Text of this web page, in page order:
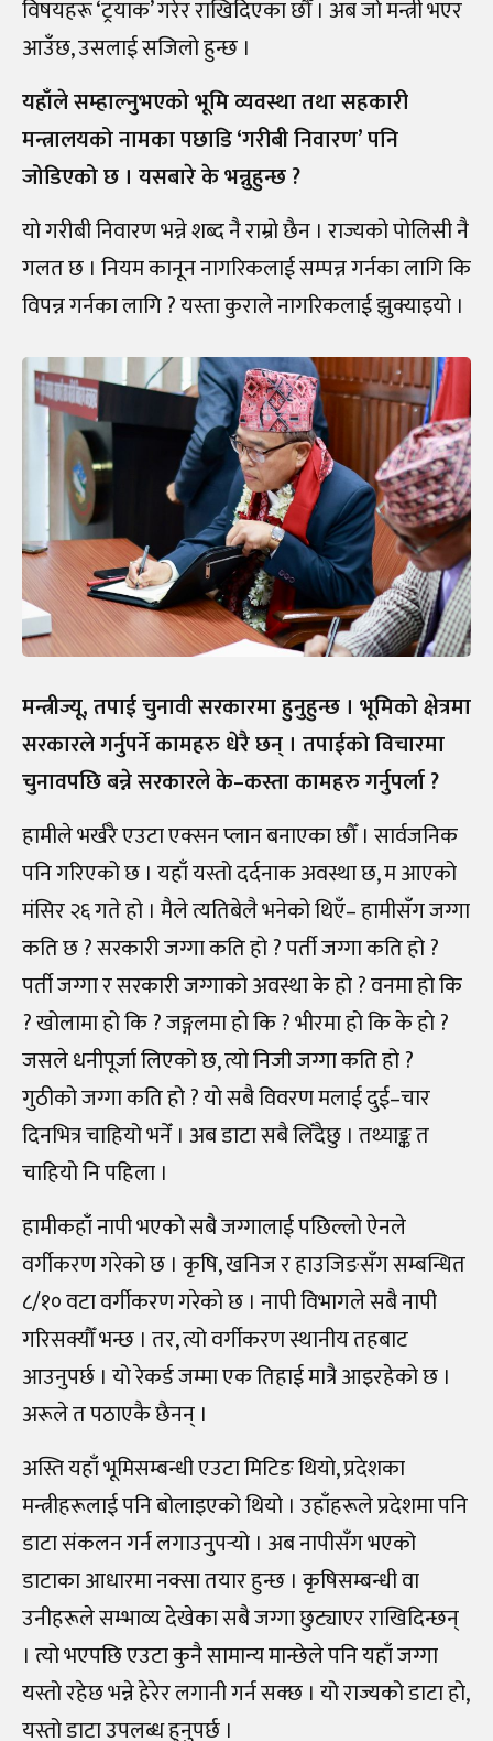
विषयहरू ‘ट्रयाक’ गरेर राखिदिएका छौँ । अब जो मन्त्री भएर
आउँछ, उसलाई सजिलो हुन्छ ।
यहाँले सम्हाल्नुभएको भूमि व्यवस्था तथा सहकारी
मन्त्रालयको नामका पछाडि ‘गरीबी निवारण’ पनि
जोडिएको छ । यसबारे के भन्नुहुन्छ ?
यो गरीबी निवारण भन्ने शब्द नै राम्रो छैन । राज्यको पोलिसी नै
गलत छ । नियम कानून नागरिकलाई सम्पन्न गर्नका लागि कि
विपन्न गर्नका लागि ? यस्ता कुराले नागरिकलाई झुक्याइयो ।
मन्त्रीज्यू, तपाई चुनावी सरकारमा हुनुहुन्छ । भूमिको क्षेत्रमा
सरकारले गर्नुपर्ने कामहरु धेरै छन् । तपाईको विचारमा
चुनावपछि बन्ने सरकारले के–कस्ता कामहरु गर्नुपर्ला ?
हामीले भर्खरै एउटा एक्सन प्लान बनाएका छौँ । सार्वजनिक
पनि गरिएको छ । यहाँ यस्तो दर्दनाक अवस्था छ, म आएको
मंसिर २६ गते हो । मैले त्यतिबेलै भनेको थिएँ–हामीसँग जग्गा
कति छ ? सरकारी जग्गा कति हो ? पर्ती जग्गा कति हो ?
पर्ती जग्गा र सरकारी जग्गाको अवस्था के हो ? वनमा हो कि
? खोलामा हो कि ? जङ्गलमा हो कि ? भीरमा हो कि के हो ?
जसले धनीपूर्जा लिएको छ, त्यो निजी जग्गा कति हो ?
गुठीको जग्गा कति हो ? यो सबै विवरणमलाई दुई–चार
दिनभित्र चाहियो भनेँ । अब डाटा सबै लिँदैछु । तथ्याङ्क त
चाहियो नि पहिला ।
हामीकहाँ नापी भएको सबै जग्गालाई पछिल्लो ऐनले
वर्गीकरण गरेको छ । कृषि, खनिज र हाउजिङसँग सम्बन्धित
८/१० वटा वर्गीकरण गरेको छ । नापी विभागले सबै नापी
गरिसक्यौँ भन्छ । तर, त्यो वर्गीकरण स्थानीय तहबाट
आउनुपर्छ । यो रेकर्ड जम्मा एक तिहाई मात्रै आइरहेको छ ।
अरूले त पठाएकै छैनन् ।
अस्ति यहाँ भूमिसम्बन्धी एउटा मिटिङ थियो, प्रदेशका
मन्त्रीहरूलाई पनि बोलाइएको थियो । उहाँहरूले प्रदेशमा पनि
डाटा संकलन गर्न लगाउनुपर्‍यो । अब नापीसँग भएको
डाटाका आधारमा नक्सा तयार हुन्छ । कृषिसम्बन्धी वा
उनीहरूले सम्भाव्य देखेका सबै जग्गा छुट्याएर राखिदिन्छन्
। त्यो भएपछि एउटा कुनै सामान्य मान्छेले पनि यहाँ जग्गा
यस्तो रहेछ भन्ने हेरेर लगानी गर्न सक्छ । यो राज्यको डाटा हो,
यस्तो डाटा उपलब्ध हुनुपर्छ ।